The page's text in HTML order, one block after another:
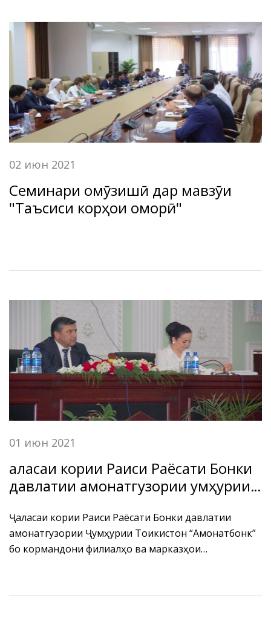
ҶТ “Амонатбонк” дар вилояти Суғд ҷаласаи корӣ
баргузор гардид.
02 июн 2021
Семинари омӯзишӣ дар мавзӯи
"Таъсиси корҳои оморӣ"
01 июн 2021
Ҷаласаи кории Раиси Раёсати Бонки
давлатии амонатгузории Ҷумҳурии
кормандони филиалҳо ва
марказҳои хизматрасонии бонкии
БДА ҶТ “Амонатбонк” дар минтақаи
Ҷаласаи кории Раиси Раёсати Бонки давлатии
амонатгузории Ҷумҳурии Тоҷикистон “Амонатбонк”
бо кормандони филиалҳо ва марказҳои